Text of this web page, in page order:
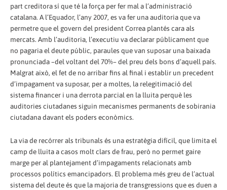
part creditora sí que té la força per fer mal a l’administració
catalana. A l’Equador, l’any 2007, es va fer una auditoria que va
permetre que el govern del president Correa plantés cara als
mercats. Amb l’auditoria, l’executiu va declarar públicament que
no pagaria el deute públic, paraules que van suposar una baixada
pronunciada –del voltant del 70%– del preu dels bons d’aquell país.
Malgrat això, el fet de no arribar fins al final i establir un precedent
d’impagament va suposar, per a moltes, la relegitimació del
sistema financer i una derrota parcial en la lluita perquè les
auditories ciutadanes siguin mecanismes permanents de sobirania
ciutadana davant els poders econòmics.
La via de recórrer als tribunals és una estratègia difícil, que limita el
camp de lluita a casos molt clars de frau, però no permet gaire
marge per al plantejament d’impagaments relacionats amb
processos polítics emancipadors. El problema més greu de l’actual
sistema del deute és que la majoria de transgressions que es duen a